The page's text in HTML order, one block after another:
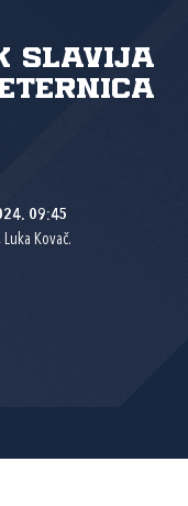
Slavija
09:45
Kovač.